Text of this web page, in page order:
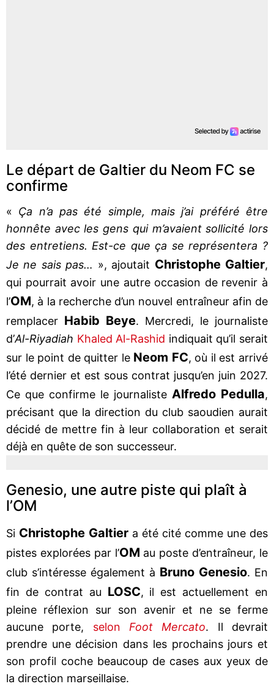
Le départ de Galtier du Neom FC se
confirme
« Ça n’a pas été simple, mais j’ai préféré être
honnête avec les gens qui m’avaient sollicité lors
des entretiens. Est-ce que ça se représentera ?
Je ne sais pas… », ajoutait Christophe Galtier,
qui pourrait avoir une autre occasion de revenir à
l’OM, à la recherche d’un nouvel entraîneur afin de
remplacer Habib Beye. Mercredi, le journaliste
d’Al-Riyadiah Khaled Al-Rashid indiquait qu’il serait
sur le point de quitter le Neom FC, où il est arrivé
l’été dernier et est sous contrat jusqu’en juin 2027.
Ce que confirme le journaliste Alfredo Pedulla,
précisant que la direction du club saoudien aurait
décidé de mettre fin à leur collaboration et serait
déjà en quête de son successeur.
Genesio, une autre piste qui plaît à
l’OM
Si Christophe Galtier a été cité comme une des
pistes explorées par l’OM au poste d’entraîneur, le
club s’intéresse également à Bruno Genesio. En
fin de contrat au LOSC, il est actuellement en
pleine réflexion sur son avenir et ne se ferme
aucune porte, selon Foot Mercato. Il devrait
prendre une décision dans les prochains jours et
son profil coche beaucoup de cases aux yeux de
la direction marseillaise.